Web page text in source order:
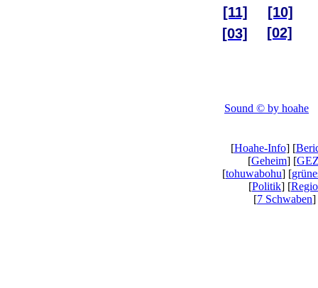
[11]
[03]
[10]
[02]
Sound © by hoahe
[Hoahe-Info] [
[Geheim] [
[tohuwabohu] [
[Politik] [
[7 Schwaben]